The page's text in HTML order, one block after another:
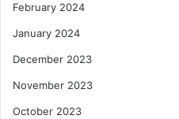
February 2024
January 2024
December 2023
November 2023
October 2023